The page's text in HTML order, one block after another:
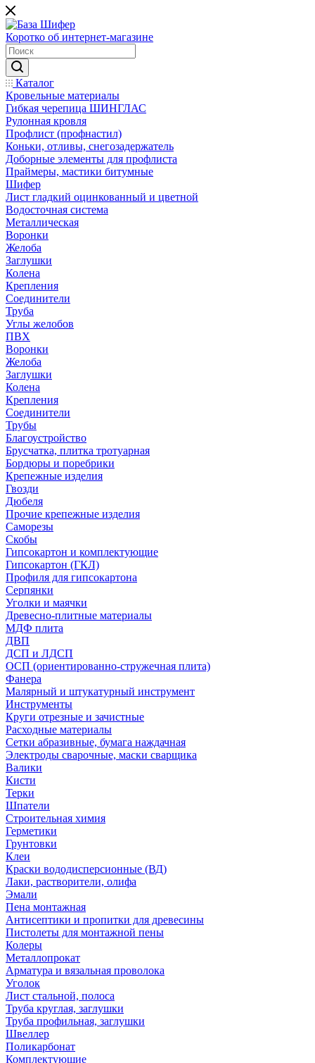
Коротко об интернет-магазине
Каталог
Кровельные материалы
Гибкая черепица ШИНГЛАС
Рулонная кровля
Профлист (профнастил)
Коньки, отливы, снегозадержатель
Доборные элементы для профлиста
Праймеры, мастики битумные
Шифер
Лист гладкий оцинкованный и цветной
Водосточная система
Металлическая
Воронки
Желоба
Заглушки
Колена
Крепления
Соединители
Труба
Углы желобов
ПВХ
Воронки
Желоба
Заглушки
Колена
Крепления
Соединители
Трубы
Благоустройство
Брусчатка, плитка тротуарная
Бордюры и поребрики
Крепежные изделия
Гвозди
Дюбеля
Прочие крепежные изделия
Саморезы
Скобы
Гипсокартон и комплектующие
Гипсокартон (ГКЛ)
Профиля для гипсокартона
Серпянки
Уголки и маячки
Древесно-плитные материалы
МДФ плита
ДВП
ДСП и ЛДСП
ОСП (ориентированно-стружечная плита)
Фанера
Малярный и штукатурный инструмент
Инструменты
Круги отрезные и зачистные
Расходные материалы
Сетки абразивные, бумага наждачная
Электроды сварочные, маски сварщика
Валики
Кисти
Терки
Шпатели
Строительная химия
Герметики
Грунтовки
Клеи
Краски вододисперсионные (ВД)
Лаки, растворители, олифа
Эмали
Пена монтажная
Антисептики и пропитки для древесины
Пистолеты для монтажной пены
Колеры
Металлопрокат
Арматура и вязальная проволока
Уголок
Лист стальной, полоса
Труба круглая, заглушки
Труба профильная, заглушки
Швеллер
Поликарбонат
Комплектующие